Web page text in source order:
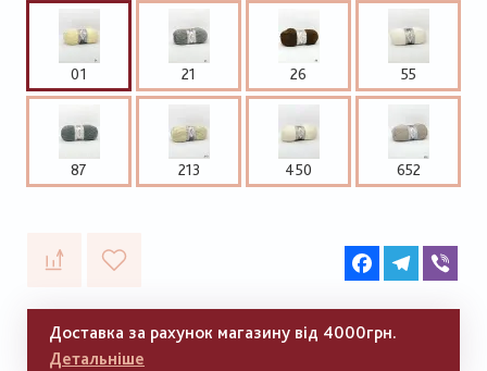
01 21 26 55
87 213 450 652
FacebookTelegram
Доставка за рахунок магазину від 4000грн.
Детальніше